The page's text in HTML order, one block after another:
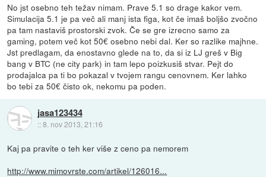
No jst osebno teh težav nimam. Prave 5.1 so drage kakor vem.
Simulacija 5.1 je pa več ali manj ista figa, kot če imaš boljšo zvočno
pa tam nastaviš prostorski zvok. Če se gre izrecno samo za
gaming, potem več kot 50€ osebno nebi dal. Ker so razlike majhne.
Jst predlagam, da enostavno glede na to, da si iz LJ greš v Big
bang v BTC (ne city park) in tam lepo poizkusiš stvar. Pejt do
prodajalca pa ti bo pokazal v tvojem rangu cenovnem. Ker lahko
bo tebi za 50€ čisto ok, nekomu pa poden.
jasa123434
::8. nov 2013, 21:16
Kaj pa pravite o teh ker više z ceno pa nemorem
http://www.mimovrste.com/artikel/126016...